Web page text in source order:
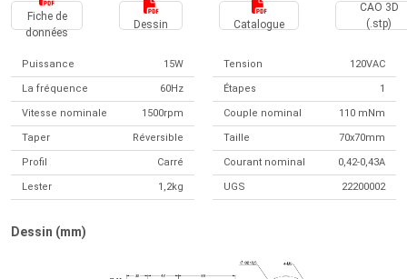
Fiche de
données
Dessin Catalogue
CAO 3D
(.stp)
Puissance 15W Tension 120VAC
La fréquence 60Hz Étapes 1
Vitesse nominale 1500rpm Couple nominal 110 mNm
Taper Réversible Taille 70x70mm
Profil Carré Courant nominal 0,42-0,43A
Lester 1,2kg UGS 22200002
Dessin (mm)